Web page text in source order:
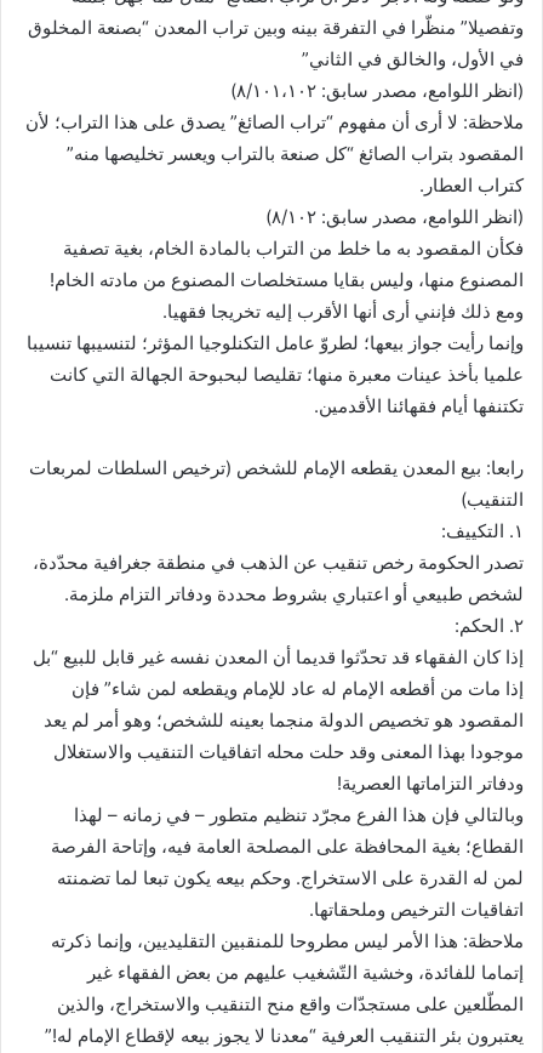
وتفصيلا” منظّرا في التفرقة بينه وبين تراب المعدن “بصنعة المخلوق
في الأول، والخالق في الثاني”
(انظر اللوامع، مصدر سابق: ٨/١٠١،١٠٢)
ملاحظة: لا أرى أن مفهوم “تراب الصائغ” يصدق على هذا التراب؛ لأن
المقصود بتراب الصائغ “كل صنعة بالتراب ويعسر تخليصها منه”
كتراب العطار.
(انظر اللوامع، مصدر سابق: ٨/١٠٢)
فكأن المقصود به ما خلط من التراب بالمادة الخام، بغية تصفية
المصنوع منها، وليس بقايا مستخلصات المصنوع من مادته الخام!
ومع ذلك فإنني أرى أنها الأقرب إليه تخريجا فقهيا.
وإنما رأيت جواز بيعها؛ لطروّ عامل التكنلوجيا المؤثر؛ لتنسيبها تنسيبا
علميا بأخذ عينات معبرة منها؛ تقليصا لبحبوحة الجهالة التي كانت
تكتنفها أيام فقهائنا الأقدمين.
رابعا: بيع المعدن يقطعه الإمام للشخص (ترخيص السلطات لمربعات
التنقيب)
١. التكييف:
تصدر الحكومة رخص تنقيب عن الذهب في منطقة جغرافية محدّدة،
لشخص طبيعي أو اعتباري بشروط محددة ودفاتر التزام ملزمة.
٢. الحكم:
إذا كان الفقهاء قد تحدّثوا قديما أن المعدن نفسه غير قابل للبيع “بل
إذا مات من أقطعه الإمام له عاد للإمام ويقطعه لمن شاء” فإن
المقصود هو تخصيص الدولة منجما بعينه للشخص؛ وهو أمر لم يعد
موجودا بهذا المعنى وقد حلت محله اتفاقيات التنقيب والاستغلال
ودفاتر التزاماتها العصرية!
وبالتالي فإن هذا الفرع مجرّد تنظيم متطور – في زمانه – لهذا
القطاع؛ بغية المحافظة على المصلحة العامة فيه، وإتاحة الفرصة
لمن له القدرة على الاستخراج. وحكم بيعه يكون تبعا لما تضمنته
اتفاقيات الترخيص وملحقاتها.
ملاحظة: هذا الأمر ليس مطروحا للمنقبين التقليديين، وإنما ذكرته
إتماما للفائدة، وخشية التّشغيب عليهم من بعض الفقهاء غير
المطّلعين على مستجدّات واقع منح التنقيب والاستخراج، والذين
يعتبرون بئر التنقيب العرفية “معدنا لا يجوز بيعه لإقطاع الإمام له!”